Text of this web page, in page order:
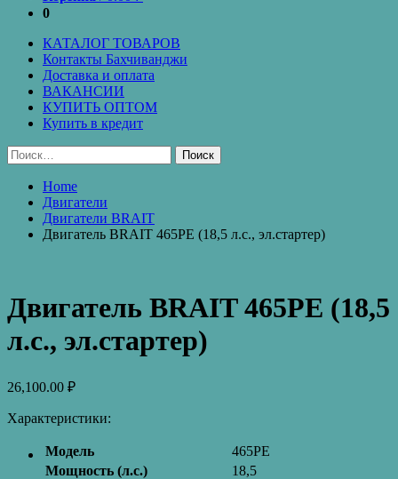
0
КАТАЛОГ ТОВАРОВ
Контакты Бахчиванджи
Доставка и оплата
ВАКАНСИИ
КУПИТЬ ОПТОМ
Купить в кредит
Найти:
Home
Двигатели
Двигатели BRAIT
Двигатель BRAIT 465PЕ (18,5 л.с., эл.стартер)
Двигатель BRAIT 465PЕ (18,5
л.с., эл.стартер)
26,100.00 ₽
Характеристики:
Модель
465PЕ
Мощность (л.с.)
18,5